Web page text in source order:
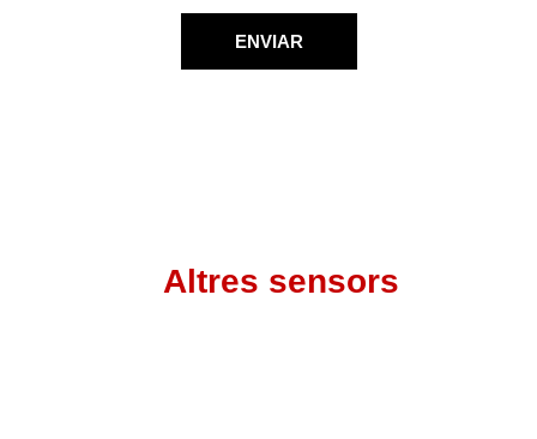
ENVIAR
Altres sensors